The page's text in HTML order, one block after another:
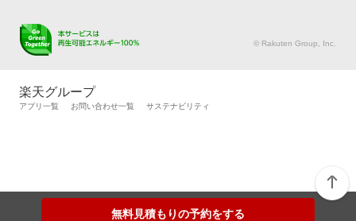
無料見積もりの予約をする
キズ修理予約
メンテナンス管理
タイヤ交換サービス
自動車カタログ 自動車保険
© Rakuten Group, Inc.
楽天グループ
アプリ一覧 お問い合わせ一覧 サステナビリティ